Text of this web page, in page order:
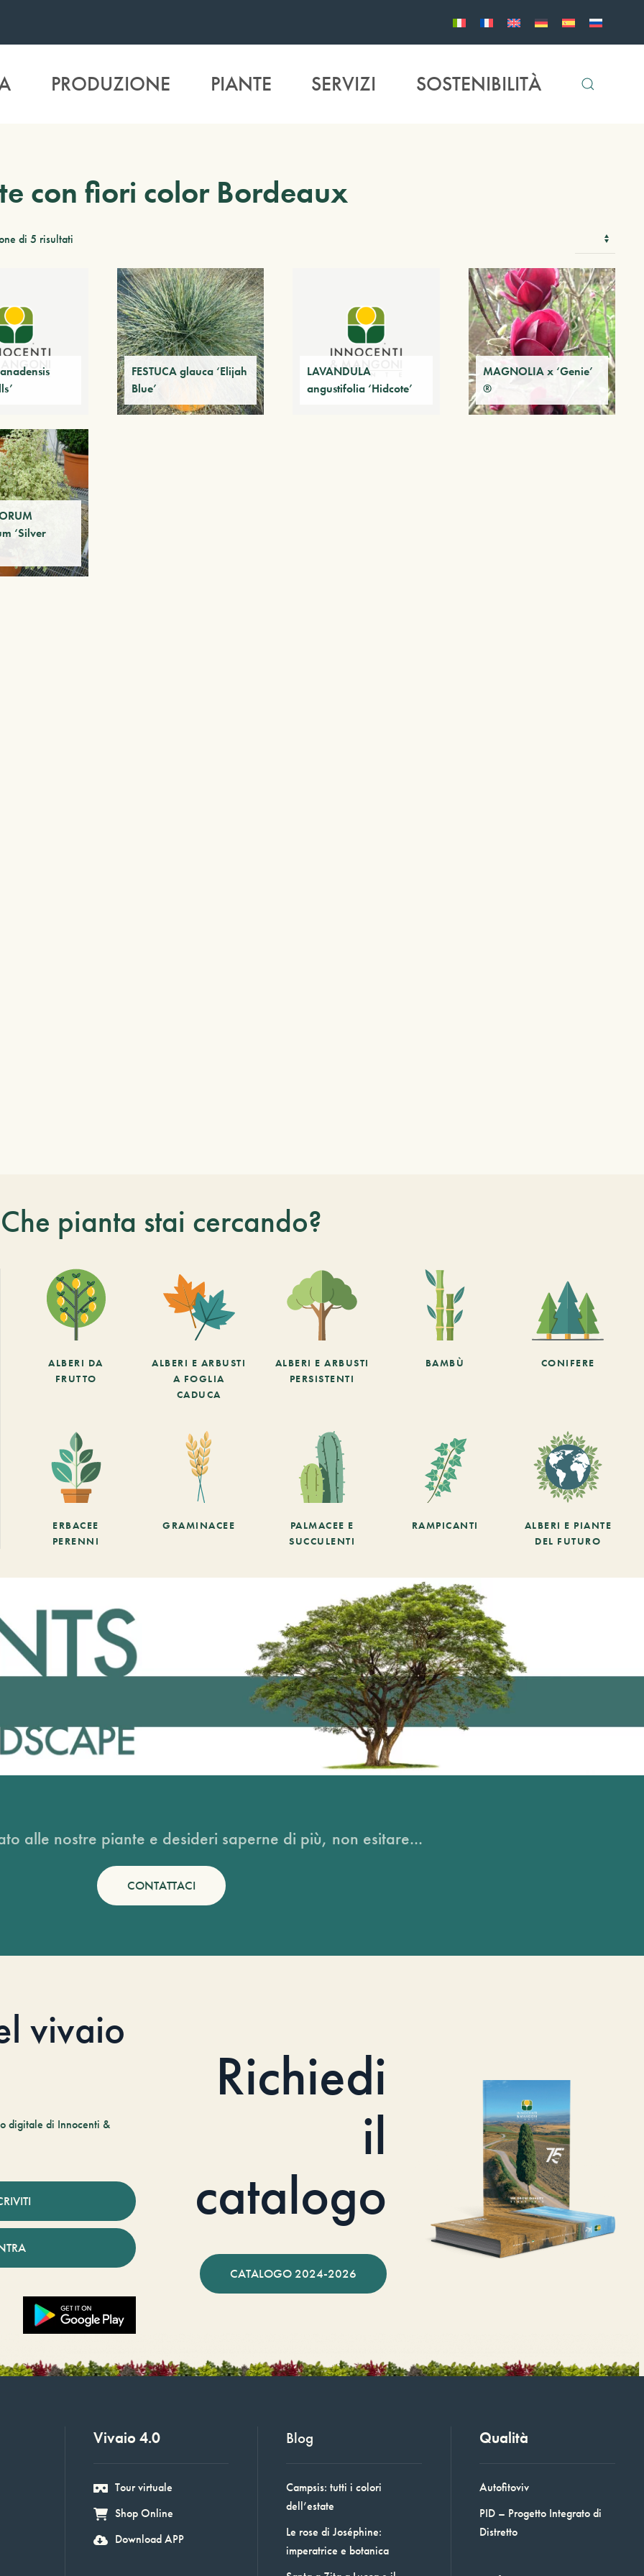
PRODUZIONE PIANTE SERVIZI SOSTENIBILITÀ
con fiori color Bordeaux
di 5 risultati
FESTUCA glauca ‘Elijah
Blue’
LAVANDULA
angustifolia ‘Hidcote’
MAGNOLIA x ‘Genie’
®
‘Silver
Che pianta stai cercando?
ALBERI DA
FRUTTO
ALBERI E ARBUSTI
A FOGLIA
CADUCA
ALBERI E ARBUSTI
PERSISTENTI
BAMBÙ CONIFERE
ERBACEE
PERENNI
GRAMINACEE
PALMACEE E
SUCCULENTI
RAMPICANTI
ALBERI E PIANTE
DEL FUTURO
alle nostre piante e desideri saperne di più, non esitare...
CONTATTACI
vivaio
digitale di Innocenti &
Richiedi
il
catalogo
CATALOGO 2024-2026
Vivaio 4.0
Tour virtuale
Shop Online
Download APP
Blog
Campsis: tutti i colori
dell’estate
Le rose di Joséphine:
imperatrice e botanica
Qualità
Autofitoviv
PID – Progetto Integrato di
Distretto